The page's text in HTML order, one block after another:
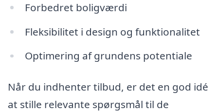
Forbedret boligværdi
Fleksibilitet i design og funktionalitet
Optimering af grundens potentiale
Når du indhenter tilbud, er det en god idé
at stille relevante spørgsmål til de